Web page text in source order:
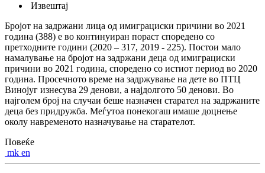
Извештај
Бројот на задржани лица од имиграциски причини во 2021
година (388) е во континуиран пораст споредено со
претходните години (2020 – 317, 2019 - 225). Постои мало
намалување на бројот на задржани деца од имиграциски
причини во 2021 година, споредено со истиот период во 2020
година. Просечното време на задржување на дете во ПТЦ
Винојуг изнесува 29 денови, а најдолгото 50 денови. Во
најголем број на случаи беше назначен старател на задржаните
деца без придружба. Меѓутоа понекогаш имаше доцнење
околу навременото назначување на старателот.
Повеќе
mk en